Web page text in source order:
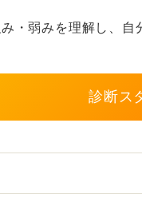
面接日・職種・氏名
可能日・シフト制の
・弱みを理解し、自
診断ス